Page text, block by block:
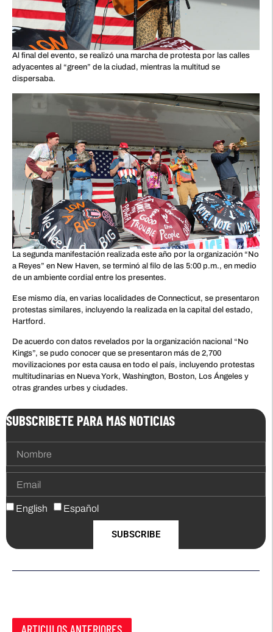
Al final del evento, se realizó una marcha de protesta por las calles
adyacentes al “green” de la ciudad, mientras la multitud se
dispersaba.
La segunda manifestación realizada este año por la organización “No
a Reyes” en New Haven, se terminó al filo de las 5:00 p.m., en medio
de un ambiente cordial entre los presentes.
Ese mismo día, en varias localidades de Connecticut, se presentaron
protestas similares, incluyendo la realizada en la capital del estado,
Hartford.
De acuerdo con datos revelados por la organización nacional “No
Kings”, se pudo conocer que se presentaron más de 2,700
movilizaciones por esta causa en todo el país, incluyendo protestas
multitudinarias en Nueva York, Washington, Boston, Los Ángeles y
otras grandes urbes y ciudades.
SUBSCRIBETE PARA MAS NOTICIAS
English Español
SUBSCRIBE
ARTICULOS ANTERIORES